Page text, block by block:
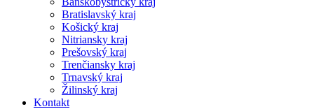
Bratislavský kraj
Košický kraj
Nitriansky kraj
Prešovský kraj
Trenčiansky kraj
Trnavský kraj
Žilinský kraj
Kontakt